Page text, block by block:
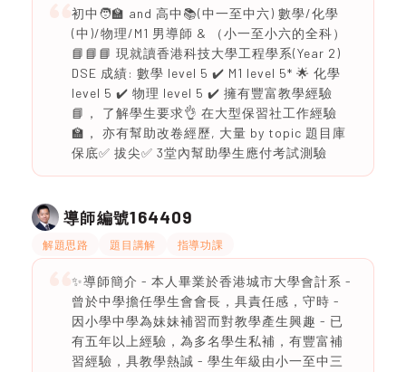
初中🧑‍🏫 and 高中📚(中一至中六) 數學/化學
(中)/物理/M1 男導師 & （小一至小六的全科）
📘📘📘 現就讀香港科技大學工程學系(Year 2)
DSE 成績: 數學 level 5 ✔️ M1 level 5* 🌟 化學
level 5 ✔️ 物理 level 5 ✔️ 擁有豐富教學經驗
📘， 了解學生要求👌 在大型保習社工作經驗
🏫， 亦有幫助改卷經歷, 大量 by topic 題目庫
保底✅ 拔尖✅ 3堂內幫助學生應付考試測驗
導師編號164409
解題思路 題目講解 指導功課
✨導師簡介 - 本人畢業於香港城市大學會計系 -
曾於中學擔任學生會會長，具責任感，守時 -
因小學中學為妹妹補習而對教學產生興趣 - 已
有五年以上經驗，為多名學生私補，有豐富補
習經驗，具教學熱誠 - 學生年級由小一至中三